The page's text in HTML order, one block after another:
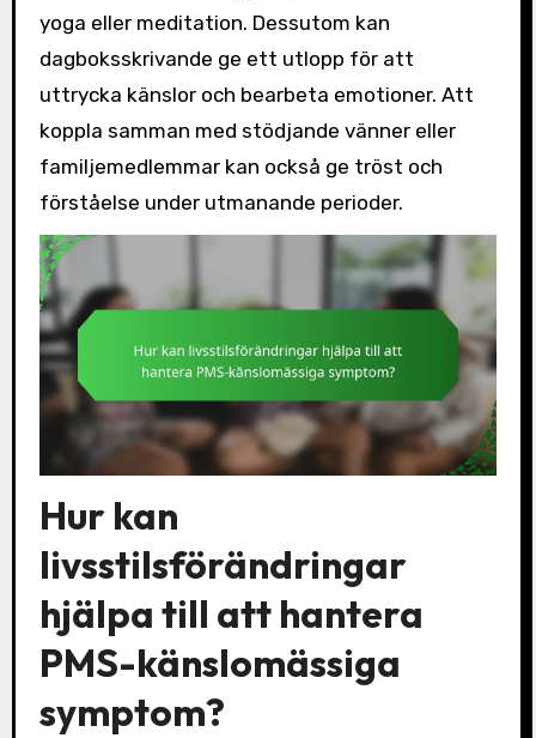
yoga eller meditation. Dessutom kan
dagboksskrivande ge ett utlopp för att
uttrycka känslor och bearbeta emotioner. Att
koppla samman med stödjande vänner eller
familjemedlemmar kan också ge tröst och
förståelse under utmanande perioder.
Hur kan
livsstilsförändringar
hjälpa till att hantera
PMS-känslomässiga
symptom?